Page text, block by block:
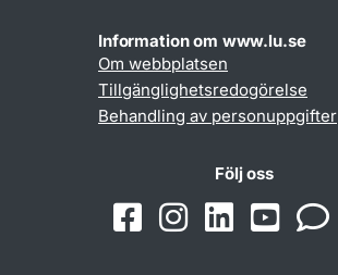
Information om www.lu.se
Om webbplatsen
Tillgänglighetsredogörelse
Behandling av personuppgifter
Följ oss